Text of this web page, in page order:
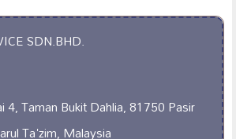
4, Taman Bukit Dahlia, 81750 Pasir
Ta'zim, Malaysia